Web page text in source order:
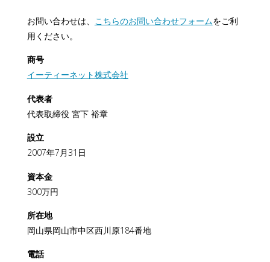
お問い合わせは、 こちらのお問い合わせフォームをご利
用ください。
商号
イーティーネット株式会社
代表者
代表取締役 宮下 裕章
設立
2007年7月31日
資本金
300万円
所在地
岡山県岡山市中区西川原184番地
電話